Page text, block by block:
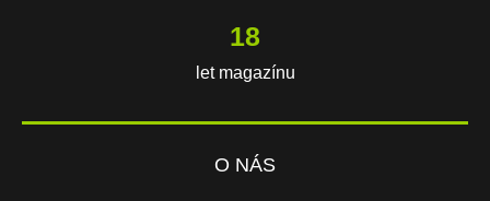
18
let magazínu
O NÁS